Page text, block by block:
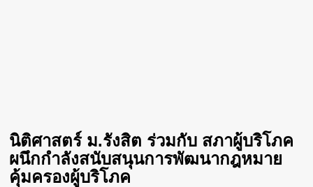
นิติศาสตร์ ม.รังสิต ร่วมกับ สภาผู้บริโภค
ผนึกกำลังสนับสนุนการพัฒนากฎหมาย
คุ้มครองผู้บริโภค